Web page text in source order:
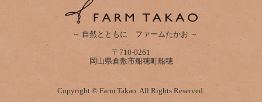
～ 自然とともに ファームたかお ～
〒710-0261
岡山県倉敷市船穂町船穂
Copyright © Farm Takao. All Rights Reserved.